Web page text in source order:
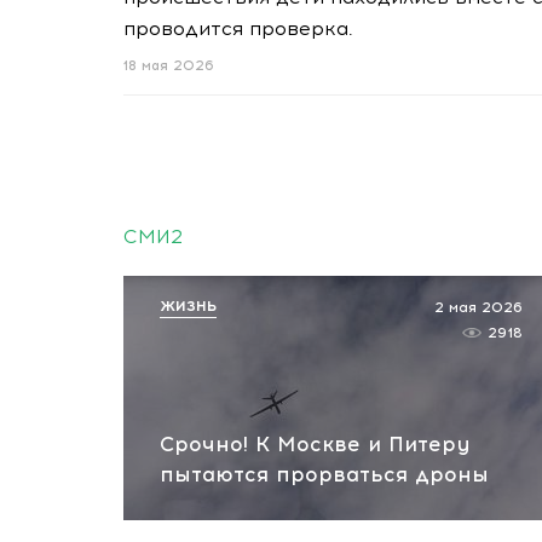
проводится проверка.
18 мая 2026
СМИ2
Срочно! К Москве и Питеру
пытаются прорваться дроны
2 мая 2026
2918
ЖИЗНЬ